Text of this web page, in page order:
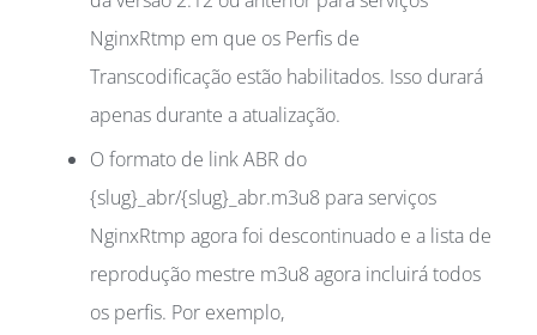
NginxRtmp em que os Perfis de
Transcodificação estão habilitados. Isso durará
apenas durante a atualização.
O formato de link ABR do
{slug}_abr/{slug}_abr.m3u8 para serviços
NginxRtmp agora foi descontinuado e a lista de
reprodução mestre m3u8 agora incluirá todos
os perfis. Por exemplo,